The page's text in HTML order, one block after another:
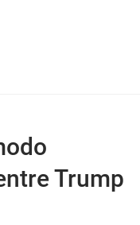
Trump